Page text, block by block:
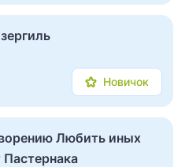
Новичок
Любить иных